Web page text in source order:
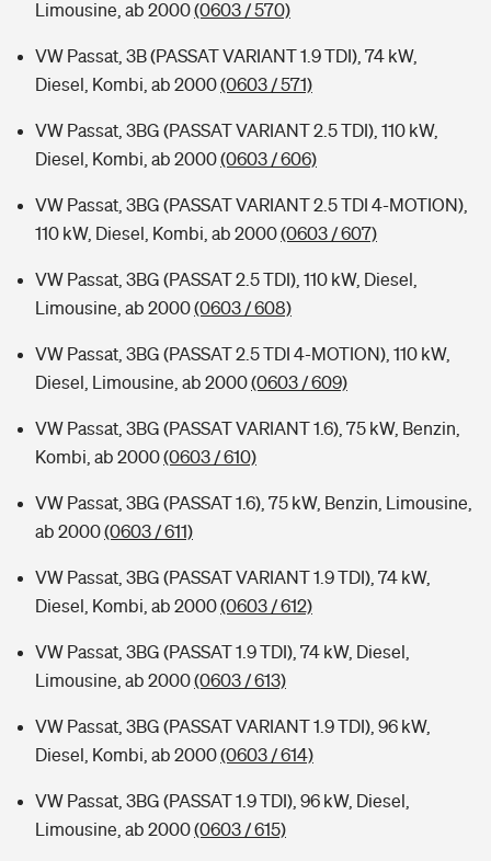
Limousine, ab 2000(0603 / 570)
VW Passat, 3B (PASSAT VARIANT 1.9 TDI), 74 kW,
Diesel, Kombi, ab 2000(0603 / 571)
VW Passat, 3BG (PASSAT VARIANT 2.5 TDI), 110 kW,
Diesel, Kombi, ab 2000(0603 / 606)
VW Passat, 3BG (PASSAT VARIANT 2.5 TDI 4-MOTION),
110 kW, Diesel, Kombi, ab 2000(0603 / 607)
VW Passat, 3BG (PASSAT 2.5 TDI), 110 kW, Diesel,
Limousine, ab 2000(0603 / 608)
VW Passat, 3BG (PASSAT 2.5 TDI 4-MOTION), 110 kW,
Diesel, Limousine, ab 2000(0603 / 609)
VW Passat, 3BG (PASSAT VARIANT 1.6), 75 kW, Benzin,
Kombi, ab 2000(0603 / 610)
VW Passat, 3BG (PASSAT 1.6), 75 kW, Benzin, Limousine,
ab 2000(0603 / 611)
VW Passat, 3BG (PASSAT VARIANT 1.9 TDI), 74 kW,
Diesel, Kombi, ab 2000(0603 / 612)
VW Passat, 3BG (PASSAT 1.9 TDI), 74 kW, Diesel,
Limousine, ab 2000(0603 / 613)
VW Passat, 3BG (PASSAT VARIANT 1.9 TDI), 96 kW,
Diesel, Kombi, ab 2000(0603 / 614)
VW Passat, 3BG (PASSAT 1.9 TDI), 96 kW, Diesel,
Limousine, ab 2000(0603 / 615)